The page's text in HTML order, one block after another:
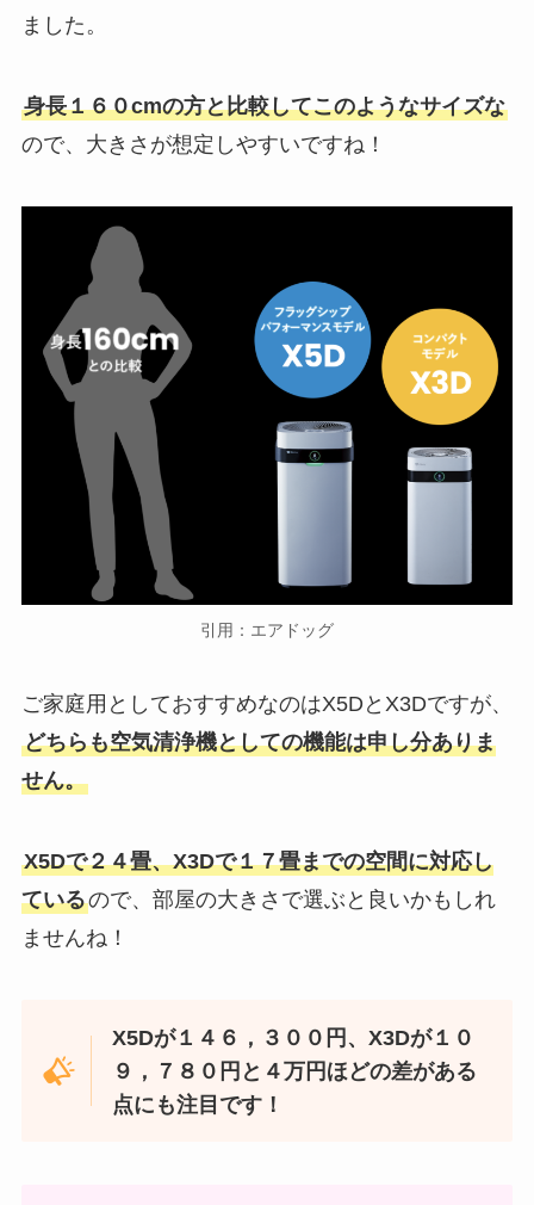
ました。
身長１６０cmの方と比較してこのようなサイズな
ので、大きさが想定しやすいですね！
引用：エアドッグ
ご家庭用としておすすめなのはX5DとX3Dですが、
どちらも空気清浄機としての機能は申し分ありま
せん。
X5Dで２４畳、X3Dで１７畳までの空間に対応し
ているので、部屋の大きさで選ぶと良いかもしれ
ませんね！
X5Dが１４６，３００円、X3Dが１０
９，７８０円と４万円ほどの差がある
点にも注目です！